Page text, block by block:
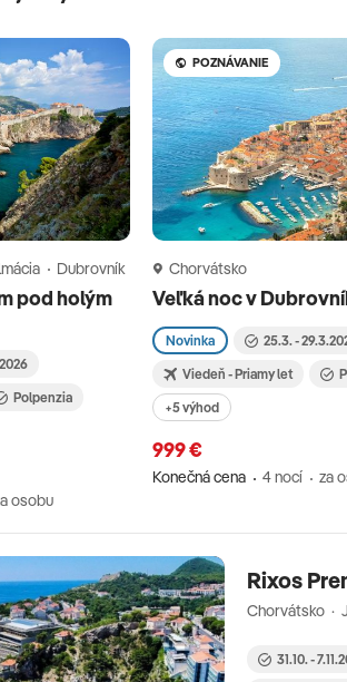
Dubrovník
pod holým
Polpenzia
osobu
POZNÁVANIE
Chorvátsko
Veľká noc v
Novinka 25.3. -
Viedeň - Priamy let
+5 výhod
999 €
Konečná cena 4 nocí za
Rixos
Chorvátsko ·
31.10. -